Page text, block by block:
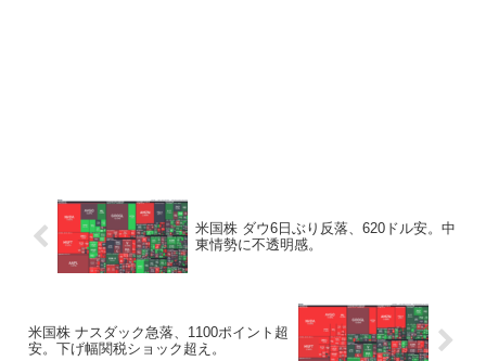
米国株 ダウ6日ぶり反落、620ドル安。中
東情勢に不透明感。
米国株 ナスダック急落、1100ポイント超
安。下げ幅関税ショック超え。